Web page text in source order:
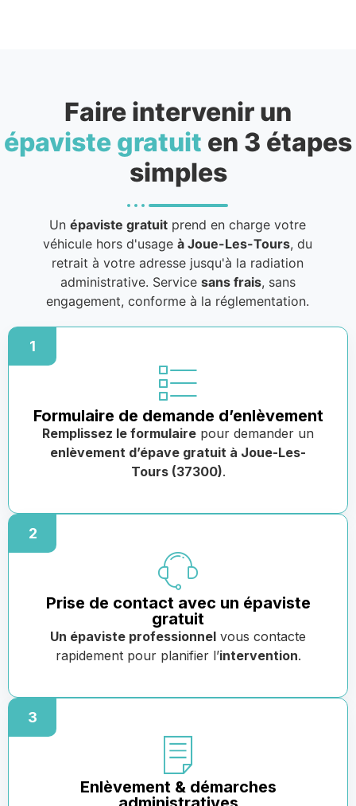
Faire intervenir un
épaviste gratuit en 3 étapes
simples
Unépaviste gratuit prend en charge votre
véhicule hors d'usageà Joue-Les-Tours, du
retrait à votre adresse jusqu'à la radiation
administrative. Service sans frais, sans
engagement, conforme à la réglementation.
1
Formulaire de demande d’enlèvement
Remplissez le formulaire pour demander un
enlèvement d’épave gratuit à Joue-Les-
Tours (37300).
2
Prise de contact avec un épaviste
gratuit
Un épaviste professionnel vous contacte
rapidement pour planifier l’intervention.
3
Enlèvement & démarches